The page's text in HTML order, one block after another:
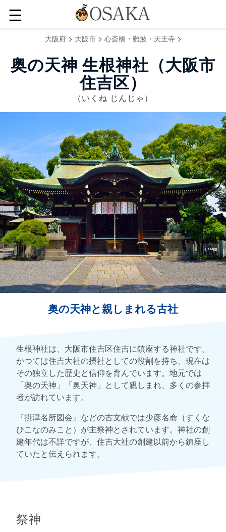
☰
大阪府> 大阪市> 心斎橋・難波・天王寺>
奥の天神​​ 生根神社（大阪市
住吉区）
（いくね じんじゃ）
奥の天神と親しまれる古社
生根神社は、大阪市住吉区住吉に鎮座する神社です。
かつては住吉大社の摂社としての役割を持ち、現在は
その独立した歴史と信仰を育んでいます。地元では
「奥の天神」「奥天神」として親しまれ、多くの参拝
者が訪れています。
『摂津名所図会』などの古文献では少彦名命（すくな
ひこなのみこと）が主祭神とされています。神社の創
建年代は不詳ですが、住吉大社の創建以前から鎮座し
ていたと伝えられます。
祭神